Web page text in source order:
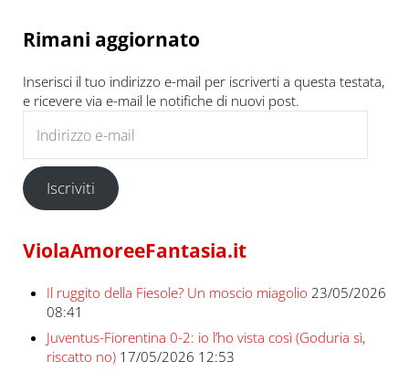
Rimani aggiornato
Inserisci il tuo indirizzo e-mail per iscriverti a questa testata,
e ricevere via e-mail le notifiche di nuovi post.
Iscriviti
ViolaAmoreeFantasia.it
Il ruggito della Fiesole? Un moscio miagolio 23/05/2026
08:41
Juventus-Fiorentina 0-2: io l’ho vista così (Goduria sì,
riscatto no) 17/05/2026 12:53